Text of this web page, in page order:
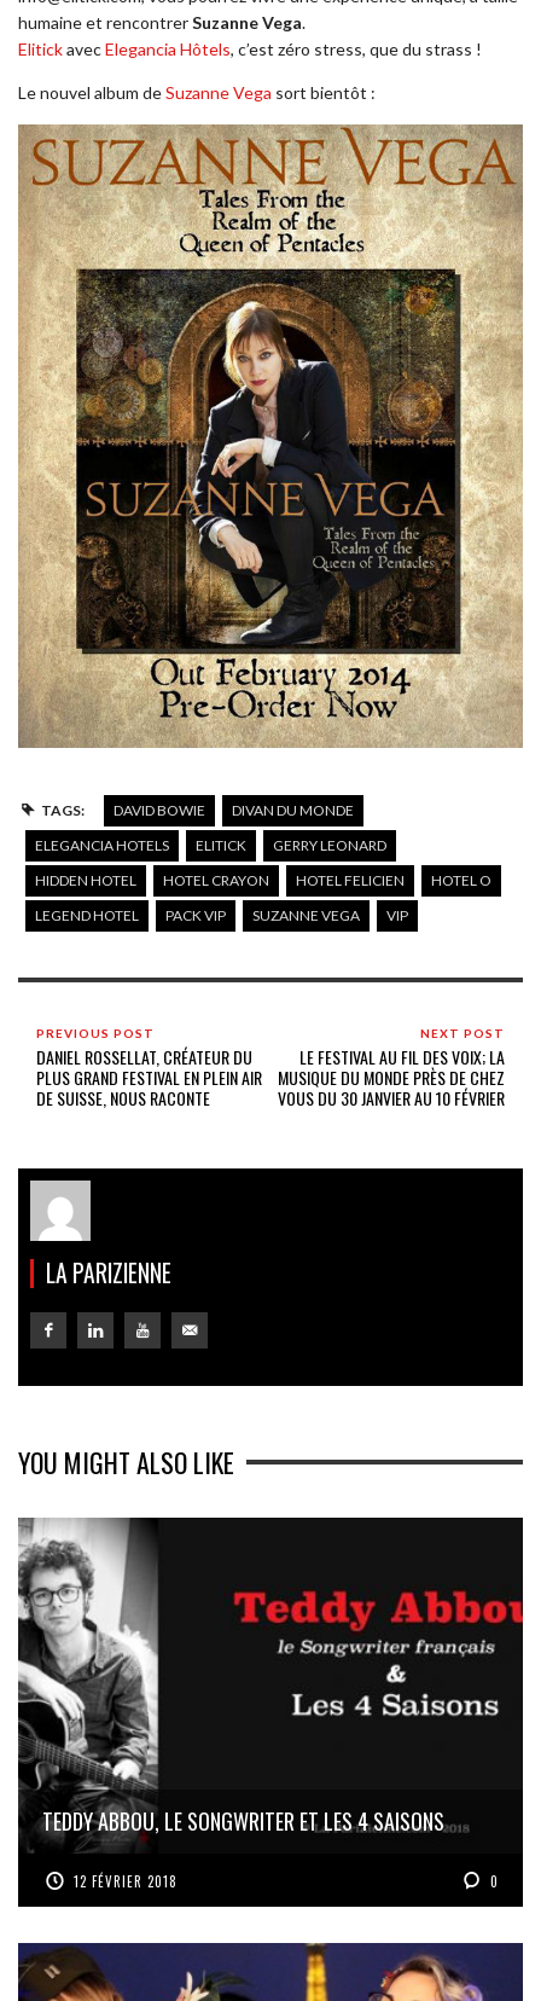
humaine et rencontrerSuzanne Vega.
ElitickavecElegancia Hôtels, c’est zéro stress, que du strass !
Le nouvel album deSuzanne Vega sort bientôt :
TAGS: DAVID BOWIE
DIVAN DU MONDE
ELEGANCIA HOTELS
ELITICK
GERRY LEONARD
HIDDEN HOTEL
HOTEL CRAYON HOTEL FELICIEN
HOTEL O
LEGEND HOTEL
PACK VIP SUZANNE VEGA VIP
PREVIOUS POST
DANIEL ROSSELLAT, CRÉATEUR DU
PLUS GRAND FESTIVAL EN PLEIN AIR
DE SUISSE, NOUS RACONTE
NEXT POST
LE FESTIVAL AU FIL DES VOIX; LA
MUSIQUE DU MONDE PRÈS DE CHEZ
VOUS DU 30 JANVIER AU 10 FÉVRIER
LA PARIZIENNE
YOU MIGHT ALSO LIKE
TEDDY ABBOU, LE SONGWRITER ET LES 4 SAISONS
12 FÉVRIER 2018 0